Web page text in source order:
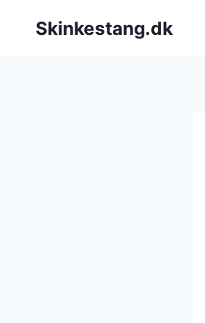
Skinkestang.dk